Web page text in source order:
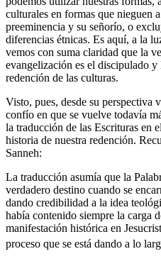
culturales en formas que nieguen
preeminencia y su señorío, o
diferencias étnicas. Es aquí, a la
vemos con suma claridad que la
evangelización es el discipulado
redención de las culturas.
Visto, pues, desde su perspectiva
confío en que se vuelve todavía
la traducción de las Escrituras en
historia de nuestra redención.
Sanneh:
La traducción asumía que la
verdadero destino cuando se
dando credibilidad a la idea
había contenido siempre la carga
manifestación histórica en
proceso que se está dando a lo